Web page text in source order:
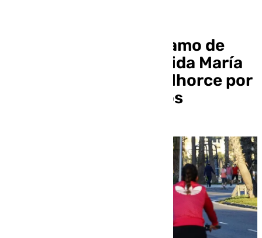
Málaga adjudica el tramo de
carril bici desde avenida María
Zambrano hasta Intelhorce por
más de 960.000 euros